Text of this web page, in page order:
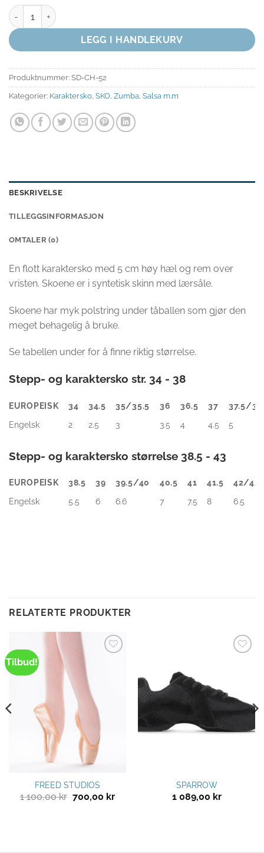
KARAKTERSKO antall
LEGG I HANDLEKURV
Produktnummer: SD-CH-52
Kategorier: Karaktersko SKO Zumba, Salsa m.m
BESKRIVELSE
TILLEGGSINFORMASJON
OMTALER (0)
En flott karaktersko med 5 cm høy hæl og rem over
vristen. Skoene er i syntetisk skinn med lærsåle.
Skoene har myk polstring under tåballen som gjør den
meget behagelig å bruke.
Se tabellen under for å finne riktig størrelse.
Stepp- og karaktersko str. 34 - 38
EUROPEISK 34 34.5 35/35.5 36 36.5 37
37.5/38
EUROPEISK
Engelsk 2 2.5 3 3.5 4 4.5 5
Stepp- og karaktersko størrelse 38.5 - 43
EUROPEISK 38.5 39 39.5/40 40.5 41 41.5
42/
EUROPEISK
39 39.5/40 41.5 42/
Engelsk 5.5 6 6.6 7 7.5 8 6.5
RELATERTE PRODUKTER
Tilbud!
FREED STUDIOS
1 100,00kr Opprinnelig
700,00 krNåværende
SPARROW
1 089,00 kr